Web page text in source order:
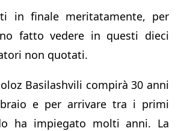
in finale meritatamente, per
fatto vedere in questi dieci
non quotati.
Basilashvili compirà 30 anni
e per arrivare tra i primi
ha impiegato molti anni. La